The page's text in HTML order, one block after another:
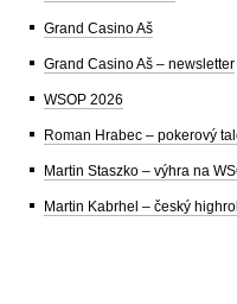
Grand Casino Aš
Grand Casino Aš – newsletter
WSOP 2026
Roman Hrabec – pokerový
Martin Staszko – výhra na
Martin Kabrhel – český